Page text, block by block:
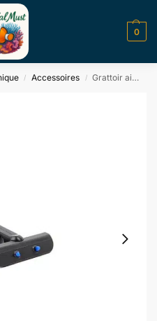
0
/ Accessoires / Grattoir aimant puissant (largeur 86 mm) Tunze